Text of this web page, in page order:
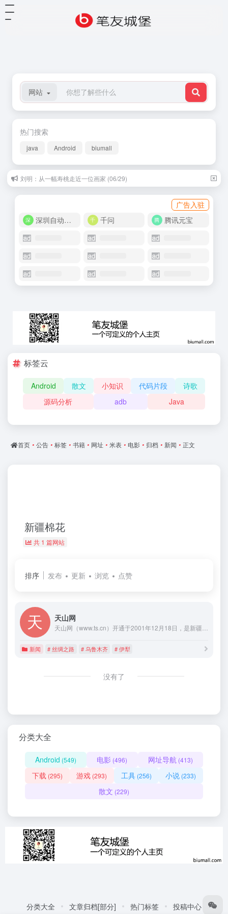
网站
热门搜索
java Android biumall
刘明：从一幅寿桃走近一位画家 (06/29)
广告入驻
深圳自动化商城
千问 腾讯元宝
标签云
Android 散文 小知识 代码片段
诗歌
源码分析
adb Java
首页 • 公告 • 标签 • 书籍 • 网址 • 米表 • 电影 • 归档 • 新闻 • 正文
新疆棉花
共 1 篇网站
排序 发布 更新 浏览 点赞
天山网
新闻 # 丝绸之路 # 乌鲁木齐 # 伊犁
没有了
分类大全
Android (549) 电影 (496) 网址导航 (413)
下载 (295) 游戏 (293) 工具(256) 小说 (233)
散文 (229)
分类大全 文章归档[部分] 热门标签 投稿中心